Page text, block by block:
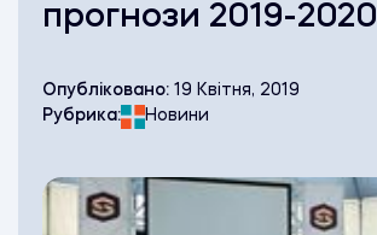
прогнози 2019-2020
Опубліковано: 19 Квітня, 2019
Рубрика:
Новини